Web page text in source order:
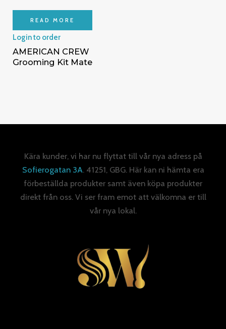
READ MORE
Login to order
AMERICAN CREW
Grooming Kit Mate
Kära kunder, vi har nu flyttat till vår nya adress på
Sofierogatan 3A. 41251, GBG. Här kan ni hämta era
förbeställda produkter samt även köpa produkter
direkt från oss. Vi ser fram emot att välkomna er till
vår nya lokal.